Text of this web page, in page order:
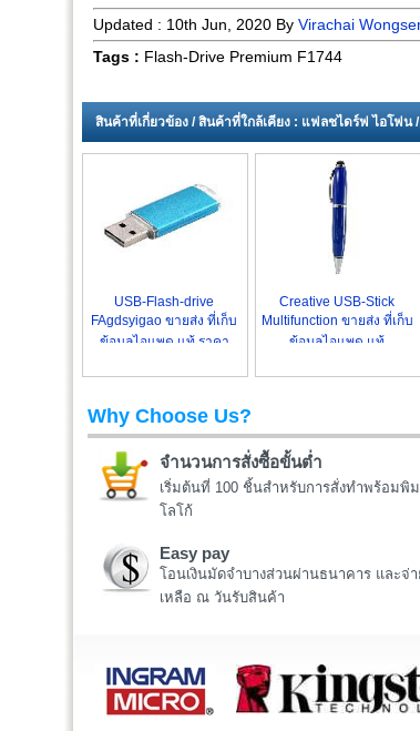
Updated : 10th Jun, 2020 By Virachai
Tags : Flash-Drive Premium F1744
สินค้าที่เกี่ยวข้อง / สินค้าที่ใกล้เคียง : แฟลชไดร์ฟ ไอโฟน
USB-Flash-drive
FAgdsyigao ขายส่ง ที่เก็บ
ข้อมูลไอแพด แท้ ราคา
Creative USB-Stick
Multifunction ขายส่ง ที่เก็บ
ข้อมูลไอแพด แท้
Why Choose Us?
จำนวนการสั่งซื้อขั้นต่ำ
เริ่มต้นที่ 100 ชิ้นสำหรับการสั่งทำพร้อมพิ
โลโก้
Easy pay
โอนเงินมัดจำบางส่วนผ่านธนาคาร และจ่
เหลือ ณ วันรับสินค้า